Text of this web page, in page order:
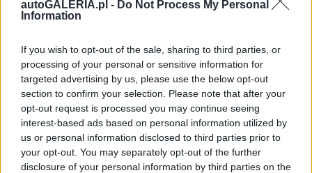
autoGALERIA.pl - Do Not Process My Personal
Information
If you wish to opt-out of the sale, sharing to third parties, or
processing of your personal or sensitive information for
targeted advertising by us, please use the below opt-out
section to confirm your selection. Please note that after your
opt-out request is processed you may continue seeing
interest-based ads based on personal information utilized by
us or personal information disclosed to third parties prior to
your opt-out. You may separately opt-out of the further
disclosure of your personal information by third parties on the